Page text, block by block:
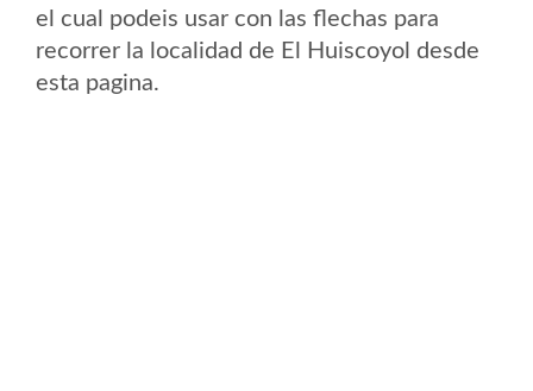
el cual podeis usar con las flechas para
recorrer la localidad de El Huiscoyol desde
esta pagina.